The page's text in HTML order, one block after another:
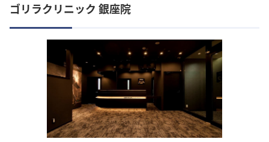
ゴリラクリニック 銀座院